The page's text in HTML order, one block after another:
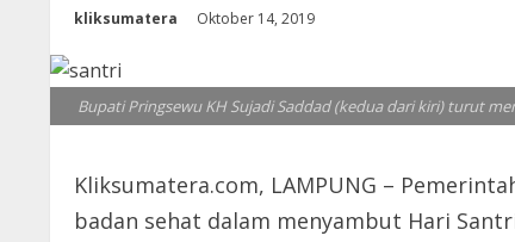
kliksumatera Oktober 14, 2019
Bupati Pringsewu KH Sujadi Saddad (kedua dari kiri) turut
Kliksumatera.com, LAMPUNG –
badan sehat dalam menyambut Hari